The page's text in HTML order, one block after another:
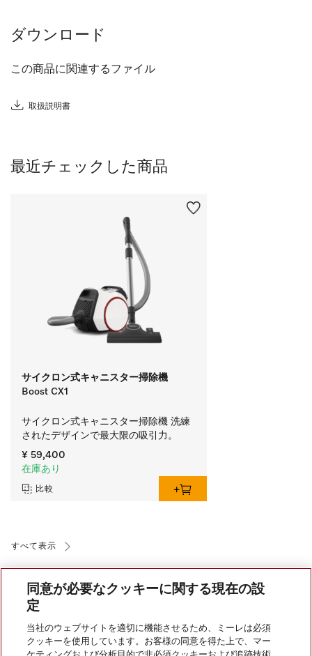
ダウンロード
この商品に関連するファイル
取扱説明書
最近チェックした商品
サイクロン式キャニスター掃除機
Boost CX1
サイクロン式キャニスター掃除機 洗練
されたデザインで最大限の吸引力。
¥ 59,400
在庫あり
比較
すべて表示
同意が必要なクッキーに関する現在の設
定
当社のウェブサイトを適切に機能させるため、ミーレは必須
クッキーを使用しています。お客様の同意を得た上で、マー